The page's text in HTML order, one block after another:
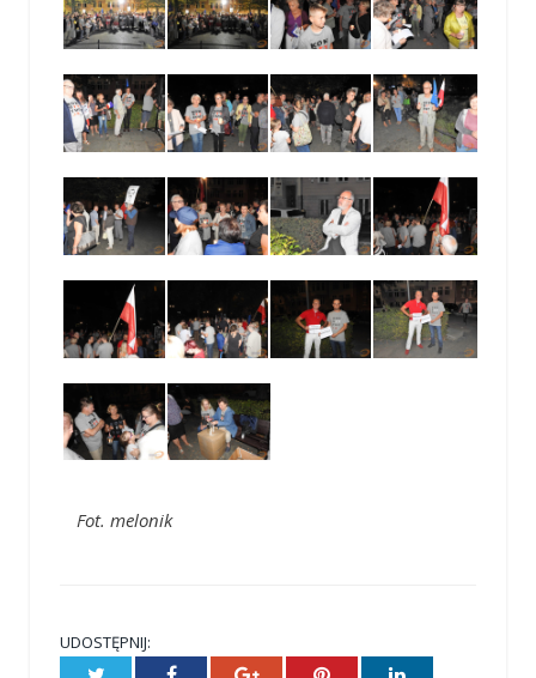
Fot. melonik
UDOSTĘPNIJ:
Twitter Facebook Google+ Pinterest LinkedIn